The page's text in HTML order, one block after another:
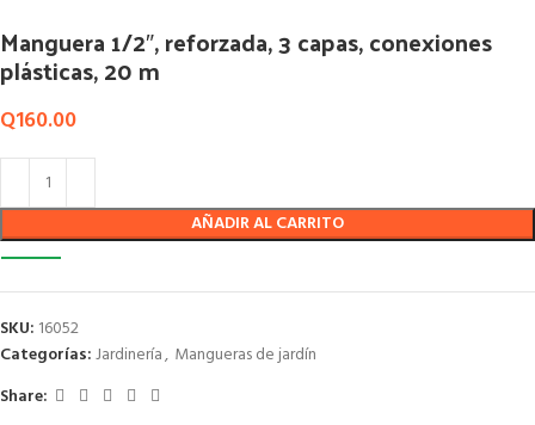
Manguera 1/2″, reforzada, 3 capas, conexiones
plásticas, 20 m
Q160.00
AÑADIR AL CARRITO
SKU: 16052
Categorías:Jardinería, Mangueras de jardín
Share: